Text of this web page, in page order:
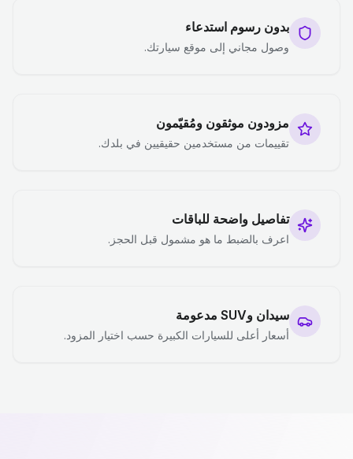
بدون رسوم استدعاء
وصول مجاني إلى موقع سيارتك.
مزودون موثقون ومُقيّمون
تقييمات من مستخدمين حقيقيين في بلدك.
تفاصيل واضحة للباقات
اعرف بالضبط ما هو مشمول قبل الحجز.
سيدان وSUV مدعومة
أسعار أعلى للسيارات الكبيرة حسب اختيار المزود.